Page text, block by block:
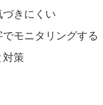
づきにくい
モニタリングする
対策